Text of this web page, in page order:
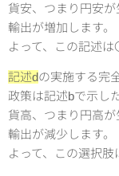
貨安、つまり円安が
輸出が増加します。
よって、この記述は
記述dの実施する完
政策は記述bで示し
貨高、つまり円高が
輸出が減少します。
よって、この選択肢